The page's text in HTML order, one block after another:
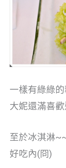
一樣有綠綠
大妮還滿喜
至於冰淇淋
好吃內(冏)